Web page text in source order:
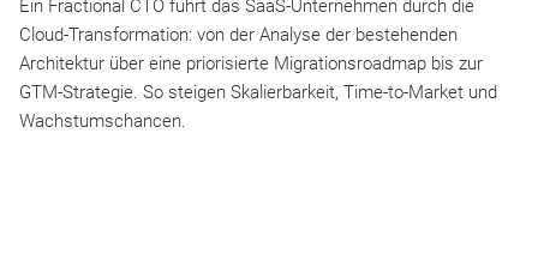
Ein Fractional CTO führt das SaaS-Unternehmen durch die
Cloud-Transformation: von der Analyse der bestehenden
Architektur über eine priorisierte Migrationsroadmap bis zur
GTM-Strategie. So steigen Skalierbarkeit, Time-to-Market und
Wachstumschancen.